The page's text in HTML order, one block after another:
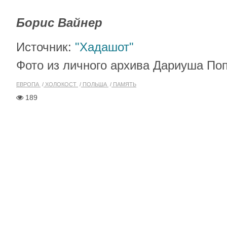
Борис Вайнер
Источник: "Хадашот"
Фото из личного архива Дариуша
ЕВРОПА ХОЛОКОСТ ПОЛЬША ПАМЯТЬ
189